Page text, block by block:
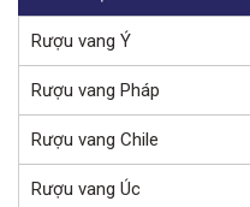
Rượu vang Ý
Rượu vang Pháp
Rượu vang Chile
Rượu vang Úc